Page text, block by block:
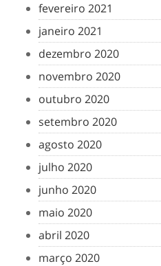
fevereiro 2021
janeiro 2021
dezembro 2020
novembro 2020
outubro 2020
setembro 2020
agosto 2020
julho 2020
junho 2020
maio 2020
abril 2020
março 2020